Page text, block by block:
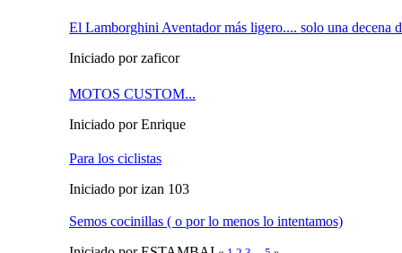
El Lamborghini Aventador más ligero.... solo una decena
Iniciado por zaficor
MOTOS CUSTOM...
Iniciado por Enrique
Para los ciclistas
Iniciado por izan 103
Semos cocinillas ( o por lo menos lo intentamos)